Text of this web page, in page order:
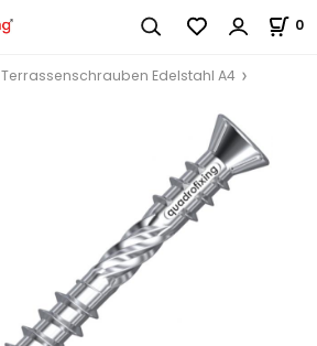
0
Terrassenschrauben Edelstahl A4